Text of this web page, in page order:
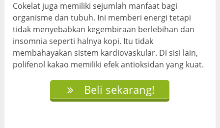
Cokelat juga memiliki sejumlah manfaat bagi
organisme dan tubuh. Ini memberi energi tetapi
tidak menyebabkan kegembiraan berlebihan dan
insomnia seperti halnya kopi. Itu tidak
membahayakan sistem kardiovaskular. Di sisi lain,
polifenol kakao memiliki efek antioksidan yang kuat.
Beli sekarang!